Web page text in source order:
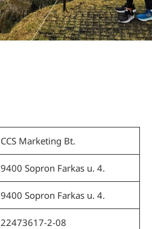
CCS Marketing Bt.
9400 Sopron Farkas u. 4.
9400 Sopron Farkas u. 4.
22473617-2-08